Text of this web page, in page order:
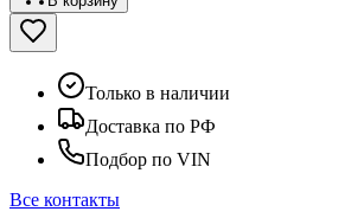
Только в наличии
Доставка по РФ
Подбор по VIN
Все контакты